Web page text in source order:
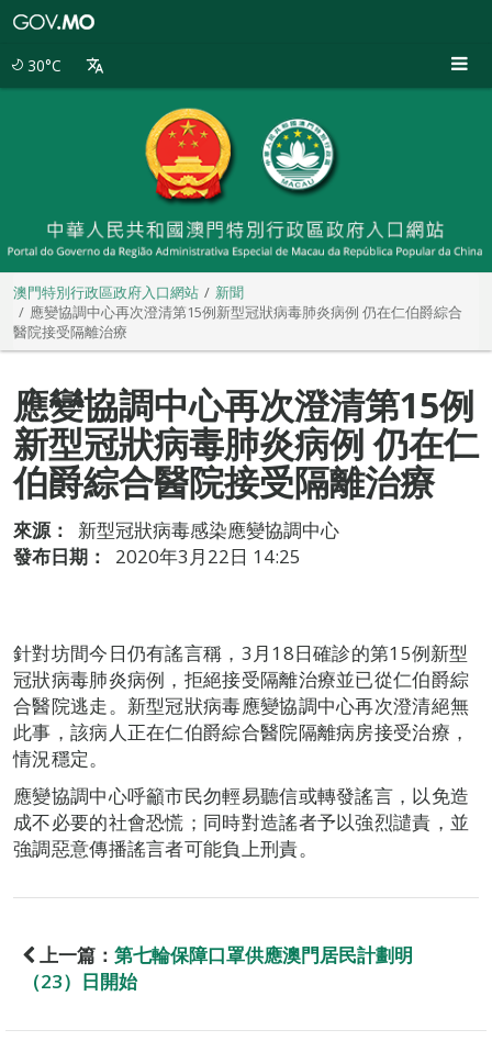
30°C
澳門特別行政區政府入口網站
新聞
應變協調中心再次澄清第15例新型冠狀病毒肺炎病例 仍在仁伯爵綜合
醫院接受隔離治療
應變協調中心再次澄清第15例
新型冠狀病毒肺炎病例 仍在仁
伯爵綜合醫院接受隔離治療
來源：
新型冠狀病毒感染應變協調中心
發布日期：
2020年3月22日 14:25
針對坊間今日仍有謠言稱，3月18日確診的第15例新型
冠狀病毒肺炎病例，拒絕接受隔離治療並已從仁伯爵綜
合醫院逃走。新型冠狀病毒應變協調中心再次澄清絕無
此事，該病人正在仁伯爵綜合醫院隔離病房接受治療，
情況穩定。
應變協調中心呼籲市民勿輕易聽信或轉發謠言，以免造
成不必要的社會恐慌；同時對造謠者予以強烈譴責，並
強調惡意傳播謠言者可能負上刑責。
上一篇： 第七輪保障口罩供應澳門居民計劃明
（23）日開始